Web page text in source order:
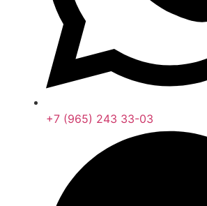
+7 (965) 243 33-03